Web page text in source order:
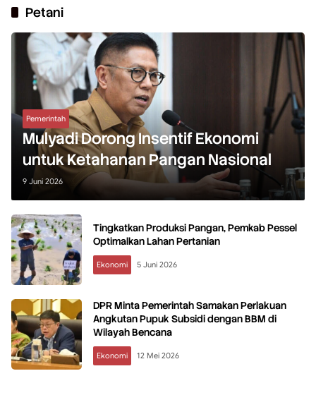
Petani
Pemerintah
Mulyadi Dorong Insentif Ekonomi
untuk Ketahanan Pangan Nasional
9 Juni 2026
Tingkatkan Produksi Pangan, Pemkab Pessel
Optimalkan Lahan Pertanian
Ekonomi 5 Juni 2026
DPR Minta Pemerintah Samakan Perlakuan
Angkutan Pupuk Subsidi dengan BBM di
Wilayah Bencana
Ekonomi 12 Mei 2026